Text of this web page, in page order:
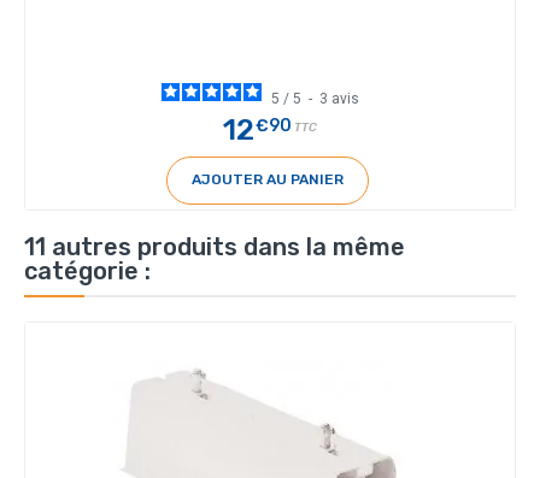
5 / 5 - 3 avis
12€90 TTC
AJOUTER AU PANIER
11 autres produits dans la même
catégorie :